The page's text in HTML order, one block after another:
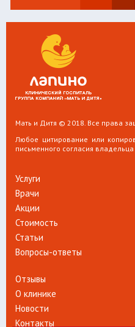
Мать и Дитя © 2018. Все права
Любое цитирование или
письменного согласия владельца
Услуги
Врачи
Акции
Стоимость
Статьи
Вопросы-ответы
Отзывы
О клинике
Новости
Контакты